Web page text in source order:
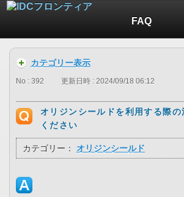
FAQ
カテゴリー表示
No : 392 更新日時 : 2024/09/18 06:12
オリジンシールドを利用する際の
ください
カテゴリー： オリジンシールド